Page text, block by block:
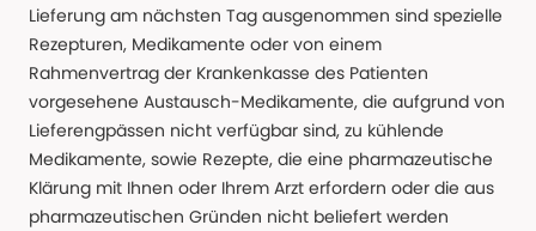
Lieferung am nächsten Tag ausgenommen sind spezielle
Rezepturen, Medikamente oder von einem
Rahmenvertrag der Krankenkasse des Patienten
vorgesehene Austausch-Medikamente, die aufgrund von
Lieferengpässen nicht verfügbar sind, zu kühlende
Medikamente, sowie Rezepte, die eine pharmazeutische
Klärung mit Ihnen oder Ihrem Arzt erfordern oder die aus
pharmazeutischen Gründen nicht beliefert werden